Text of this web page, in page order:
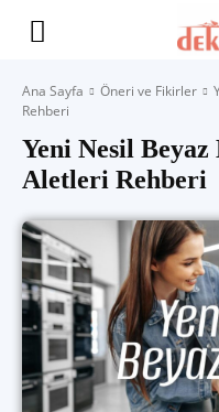
Yaşam
İlham
Ana Sayfa Öneri ve Fikirler
Rehberi
Yeni Nesil Beyaz
Aletleri Rehberi